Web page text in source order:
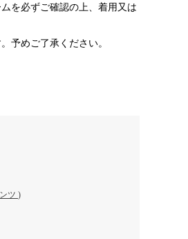
を必ずご確認の上、着用又は
予めご了承ください。
ツ )